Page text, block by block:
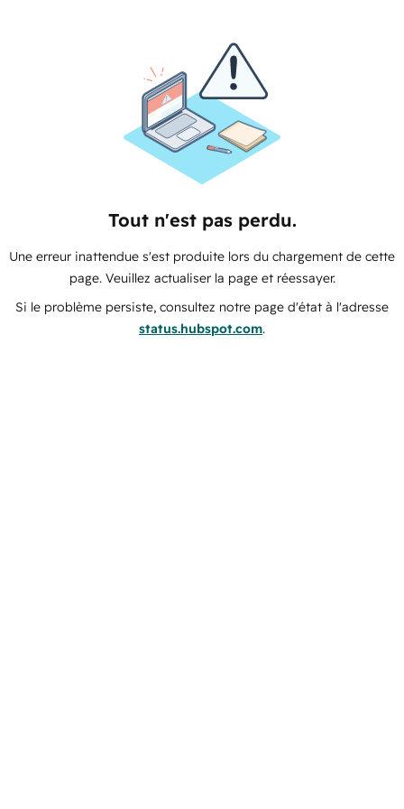
Tout n'est pas perdu.
Une erreur inattendue s'est produite lors du chargement de cette
page. Veuillez actualiser la page et réessayer.
Si le problème persiste, consultez notre page d'état à l'adresse
status.hubspot.com.